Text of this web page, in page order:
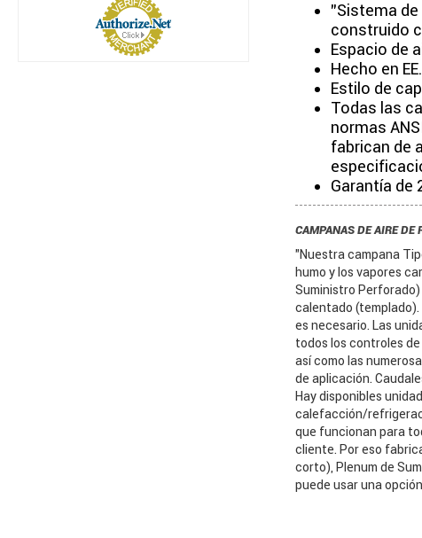
"Sistema
construido
Espacio de
Hecho en
Estilo de
Todas las
normas
fabrican de
Garantía de
CAMPANAS DE AIRE DE
"Nuestra campana
humo y los vapores
Suministro
calentado
es necesario. Las
todos los controles
así como las
de aplicación.
Hay disponibles
calefacción/
que funcionan para
cliente. Por eso
corto), Plenum de
puede usar una